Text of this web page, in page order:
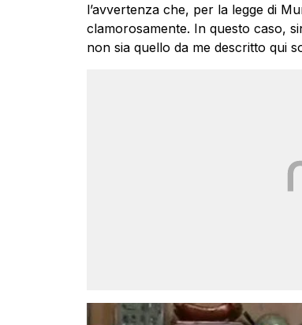
l’avvertenza che, per la legge di
clamorosamente. In questo caso,
non sia quello da me descritto qui